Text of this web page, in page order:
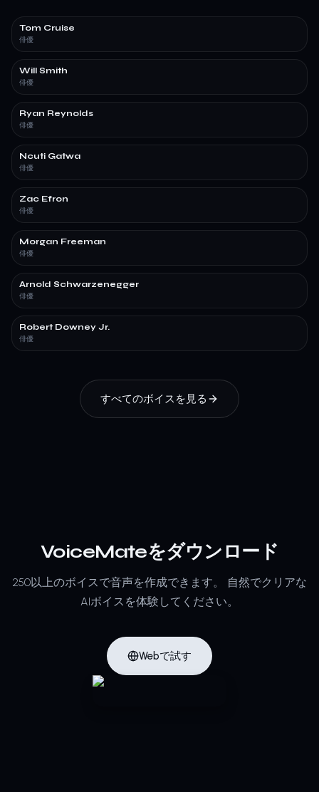
Tom Cruise
俳優
Will Smith
俳優
Ryan Reynolds
俳優
Ncuti Gatwa
俳優
Zac Efron
俳優
Morgan Freeman
俳優
Arnold Schwarzenegger
俳優
Robert Downey Jr.
俳優
すべてのボイスを見る
VoiceMateをダウンロード
250以上のボイスで音声を作成できます。
自然でクリアな
AIボイスを体験してください。
Webで試す